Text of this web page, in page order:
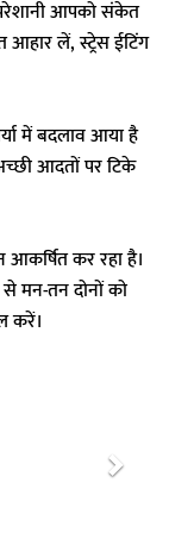
आपको संकेत
लें, स्ट्रेस ईटिंग
में बदलाव आया है
आदतों पर टिके
कर रहा है।
मन-तन दोनों को
करें।
N